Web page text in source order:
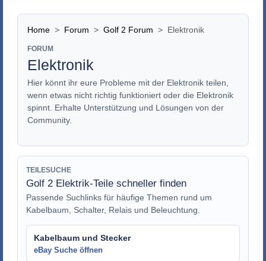
Home Forum Golf 2 Forum Elektronik
FORUM
Elektronik
Hier könnt ihr eure Probleme mit der Elektronik teilen,
wenn etwas nicht richtig funktioniert oder die Elektronik
spinnt. Erhalte Unterstützung und Lösungen von der
Community.
TEILESUCHE
Golf 2 Elektrik-Teile schneller finden
Passende Suchlinks für häufige Themen rund um
Kabelbaum, Schalter, Relais und Beleuchtung.
Kabelbaum und Stecker
eBay Suche öffnen